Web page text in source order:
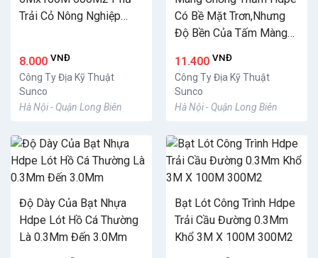
Trải Cỏ Nông Nghiệp
8.000 VNĐ
Công Ty Địa Kỹ Thuật
Sunco
Hà Nội - Quận Long Biên
Có Bề Mặt Trơn,Nhưng
Độ Bền Của Tấm Màng
11.400 VNĐ
Công Ty Địa Kỹ Thuật
Sunco
Hà Nội - Quận Long Biên
Độ Dày Của Bạt Nhựa
Hdpe Lót Hồ Cá Thường
Là 0.3Mm Đến 3.0Mm
Bạt Lót Công Trình Hdpe
Trải Cầu Đường 0.3Mm
Khổ 3M X 100M 300M2